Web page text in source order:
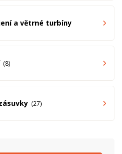
a větrné turbíny
8
27